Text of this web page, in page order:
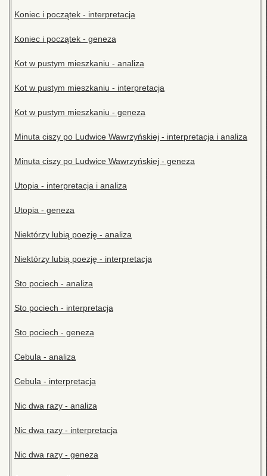
Koniec i początek - interpretacja
Koniec i początek - geneza
Kot w pustym mieszkaniu - analiza
Kot w pustym mieszkaniu - interpretacja
Kot w pustym mieszkaniu - geneza
Minuta ciszy po Ludwice Wawrzyńskiej - interpretacja i analiza
Minuta ciszy po Ludwice Wawrzyńskiej - geneza
Utopia - interpretacja i analiza
Utopia - geneza
Niektórzy lubią poezję - analiza
Niektórzy lubią poezję - interpretacja
Sto pociech - analiza
Sto pociech - interpretacja
Sto pociech - geneza
Cebula - analiza
Cebula - interpretacja
Nic dwa razy - analiza
Nic dwa razy - interpretacja
Nic dwa razy - geneza